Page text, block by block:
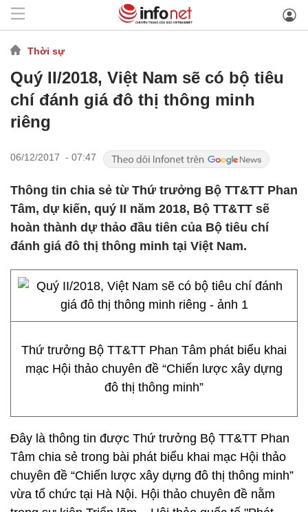
Thời sự
Quý II/2018, Việt Nam sẽ có bộ tiêu
chí đánh giá đô thị thông minh
riêng
06/12/2017 - 07:47
Thông tin chia sẻ từ Thứ trưởng Bộ TT&TT Phan
Tâm, dự kiến, quý II năm 2018, Bộ TT&TT sẽ
hoàn thành dự thảo đầu tiên của Bộ tiêu chí
đánh giá đô thị thông minh tại Việt Nam.
Thứ trưởng Bộ TT&TT Phan Tâm phát biểu khai
mạc Hội thảo chuyên đề “Chiến lược xây dựng
đô thị thông minh”
Đây là thông tin được Thứ trưởng Bộ TT&TT Phan
Tâm chia sẻ trong bài phát biểu khai mạc Hội thảo
chuyên đề “Chiến lược xây dựng đô thị thông minh”
vừa tổ chức tại Hà Nội. Hội thảo chuyên đề nằm